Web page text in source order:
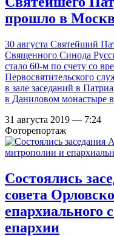
прошло в
30 августа Святейший
Священного Синода
стало 60-м по счету со
Первосвятительского
в зале заседаний в
в Даниловом монастыре
31 августа 2019 — 7:24
Фоторепортаж
Состоялись
совета
епархиального
епархии